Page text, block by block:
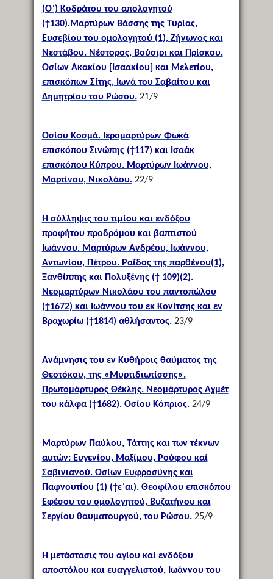
(Ο΄) Κοδράτου του απολογητού
(†130).Μαρτύρων Βάσσης της Τυρίας,
Ευσεβίου του ομολογητού (1), Ζήνωνος και
Νεστάβου. Νέστορος, Βούσιρι και Πρίσκου.
Οσίων Ακακίου [Ισαακίου] και Μελετίου,
επισκόπων Σίτης, Ιωνά του Σαβαίτου και
Δημητρίου του Ρώσου.21/9
Οσίου Κοσμά. Ιερομαρτύρων Φωκά
επισκόπου Σινώπης (†117) και Ισαάκ
επισκόπου Κύπρου. Μαρτύρων Ιωάννου,
Μαρτίνου, Νικολάου.22/9
Η σύλληψις του τιμίου και ενδόξου
προφήτου προδρόμου και βαπτιστού
Ιωάννου. Μαρτύρων Ανδρέου, Ιωάννου,
Αντωνίου, Πέτρου. Ραΐδος της παρθένου(1),
Ξανθίππης και Πολυξένης († 109)(2).
Νεομαρτύρων Νικολάου του παντοπώλου
(†1672) και Ιωάννου του εκ Κονίτσης και εν
Βραχωρίω (†1814) αθλήσαντος.23/9
Ανάμνησις του εν Κυθήροις θαύματος της
Θεοτόκου, της «Μυρτιδιωτίσσης».
Πρωτομάρτυρος Θέκλης. Νεομάρτυρος Αχμέτ
του κάλφα (†1682). Οσίου Κόπριος.24/9
Μαρτύρων Παύλου, Τάττης και των τέκνων
αυτών: Ευγενίου, Μαξίμου, Ρούφου καί
Σαβινιανού. Οσίων Ευφροσύνης και
Παφνουτίου (1) (†ε΄αι). Θεοφίλου επισκόπου
Εφέσου του ομολογητού, Βυζατήνου και
Σεργίου θαυματουργού, του Ρώσου.25/9
Η μετάστασις του αγίου καί ενδόξου
αποστόλου και ευαγγελιστού, Ιωάννου του